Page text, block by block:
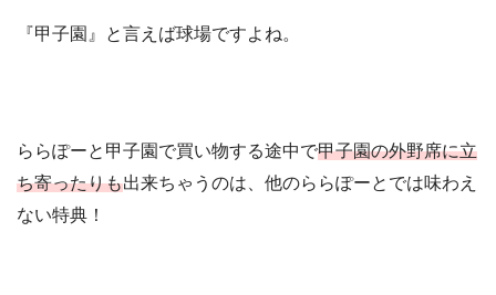
『甲子園』と言えば球場ですよね。
ららぽーと甲子園で買い物する途中で甲子園の外野席に立
ち寄ったりも出来ちゃうのは、他のららぽーとでは味わえ
ない特典！